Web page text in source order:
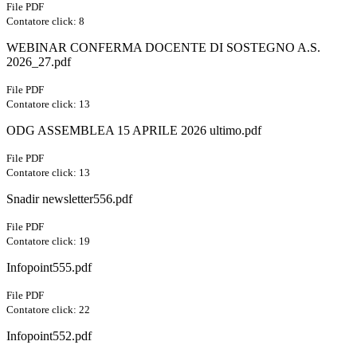
File PDF
Contatore click: 8
WEBINAR CONFERMA DOCENTE DI SOSTEGNO A.S.
2026_27.pdf
File PDF
Contatore click: 13
ODG ASSEMBLEA 15 APRILE 2026 ultimo.pdf
File PDF
Contatore click: 13
Snadir newsletter556.pdf
File PDF
Contatore click: 19
Infopoint555.pdf
File PDF
Contatore click: 22
Infopoint552.pdf